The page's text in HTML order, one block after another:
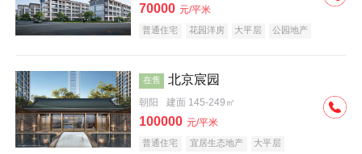
70000 元/平米
普通住宅 花园洋房 大平层
公园地产
在售 北京宸园
朝阳 建面 145-249㎡
100000 元/平米
普通住宅 宜居生态地产 大平层